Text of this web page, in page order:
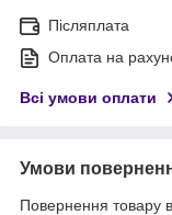
Післяплата
Оплата на
Всі умови оплати
Умови
Повернення товару